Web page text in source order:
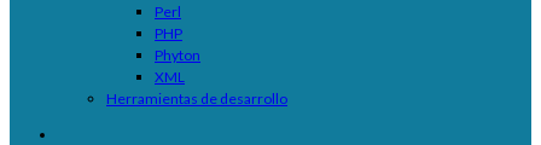
Perl
PHP
Phyton
XML
Herramientas de desarrollo